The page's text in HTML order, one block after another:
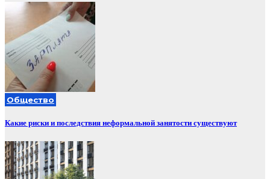
Общество
Какие риски и последствия неформальной занятости существуют